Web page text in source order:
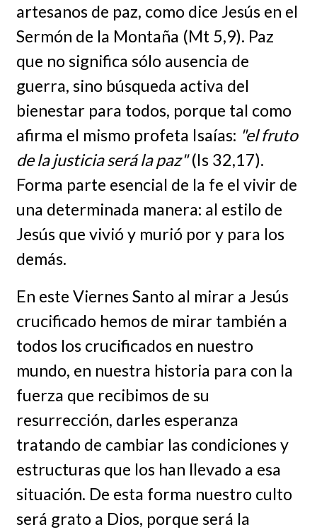
artesanos de paz, como dice Jesús en el
Sermón de la Montaña (Mt 5,9). Paz
que no significa sólo ausencia de
guerra, sino búsqueda activa del
bienestar para todos, porque tal como
afirma el mismo profeta Isaías: "el fruto
de la justicia será la paz"(Is 32,17).
Forma parte esencial de la fe el vivir de
una determinada manera: al estilo de
Jesús que vivió y murió por y para los
demás.
En este Viernes Santo al mirar a Jesús
crucificado hemos de mirar también a
todos los crucificados en nuestro
mundo, en nuestra historia para con la
fuerza que recibimos de su
resurrección, darles esperanza
tratando de cambiar las condiciones y
estructuras que los han llevado a esa
situación. De esta forma nuestro culto
será grato a Dios, porque será la